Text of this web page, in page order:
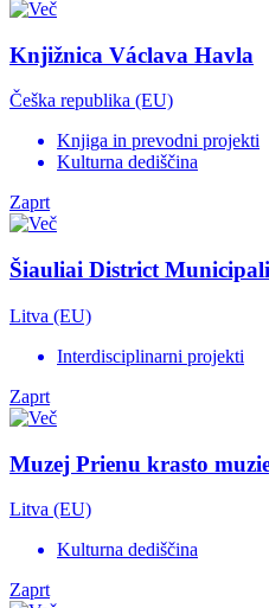
Knjižnica Václava Havla
Češka republika (EU)
Knjiga in prevodni projekti
Kulturna dediščina
Zaprt
Šiauliai District
Litva (EU)
Interdisciplinarni projekti
Zaprt
Muzej Prienu krasto
Litva (EU)
Kulturna dediščina
Zaprt